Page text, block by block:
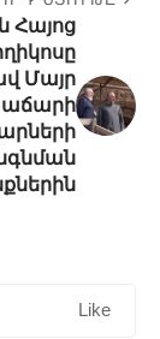
Հայոց
Մայր
Like